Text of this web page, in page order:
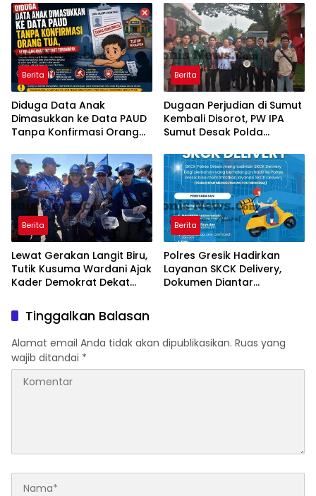
dan Rakerwil
Berita
Diduga Data Anak
Dimasukkan ke Data PAUD
Tanpa Konfirmasi Orang
Disebut Terdampak
Berita
Dugaan Perjudian di Sumut
Kembali Disorot, PW IPA
Sumut Desak Polda
Berita
Lewat Gerakan Langit Biru,
Tutik Kusuma Wardani Ajak
Kader Demokrat Dekat
Kerja Nyata
Berita
Polres Gresik Hadirkan
Layanan SKCK Delivery,
Dokumen Diantar
Tinggalkan Balasan
Alamat email Anda tidak akan dipublikasikan. Ruas yang
wajib ditandai *